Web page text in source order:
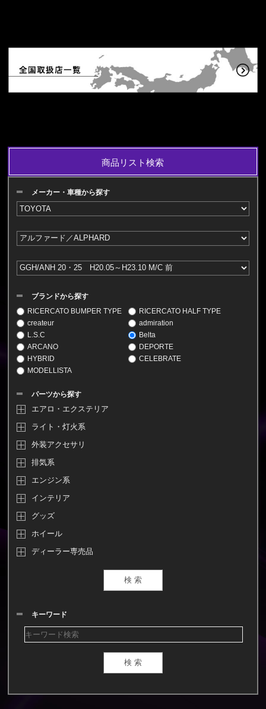
商品リスト検索
メーカー・車種から探す
ブランドから探す
RICERCATO BUMPER TYPE
RICERCATO HALF TYPE
createur
admiration
L.S.C
Belta
ARCANO
DEPORTE
HYBRID
CELEBRATE
MODELLISTA
パーツから探す
エアロ・エクステリア
ライト・灯火系
外装アクセサリ
排気系
エンジン系
インテリア
グッズ
ホイール
ディーラー専売品
キーワード